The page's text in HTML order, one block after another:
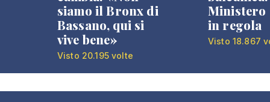
siamo il Bronx di
Bassano, qui si
vive bene»
Visto 20.195 volte
Ministero
in regola
Visto 18.867